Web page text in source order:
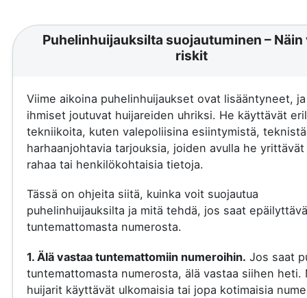
Puhelinhuijauksilta suojautuminen – Näin
riskit
Viime aikoina puhelinhuijaukset ovat lisääntyneet,
ihmiset joutuvat huijareiden uhriksi. He käyttävät
tekniikoita, kuten valepoliisina esiintymistä,
harhaanjohtavia tarjouksia, joiden avulla he yrittävät
rahaa tai henkilökohtaisia tietoja.
Tässä on ohjeita siitä, kuinka voit suojautua
puhelinhuijauksilta ja mitä tehdä, jos saat
tuntemattomasta numerosta.
1. Älä vastaa tuntemattomiin numeroihin. Jos saat
tuntemattomasta numerosta, älä vastaa siihen heti.
huijarit käyttävät ulkomaisia tai jopa kotimaisia